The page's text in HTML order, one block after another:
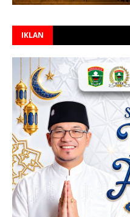
IKLAN